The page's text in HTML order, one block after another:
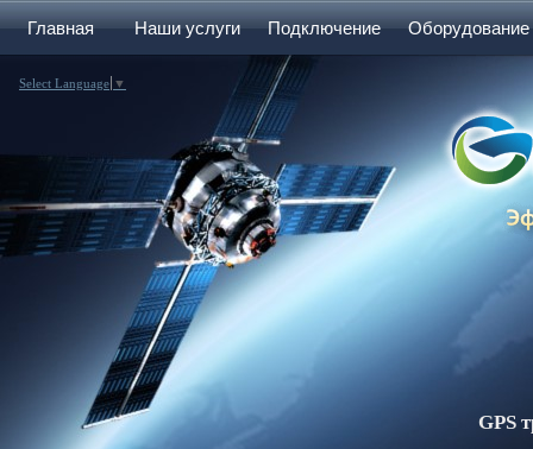
Главная Наши услуги Подключение Оборудование
Select Language ▼
GPS